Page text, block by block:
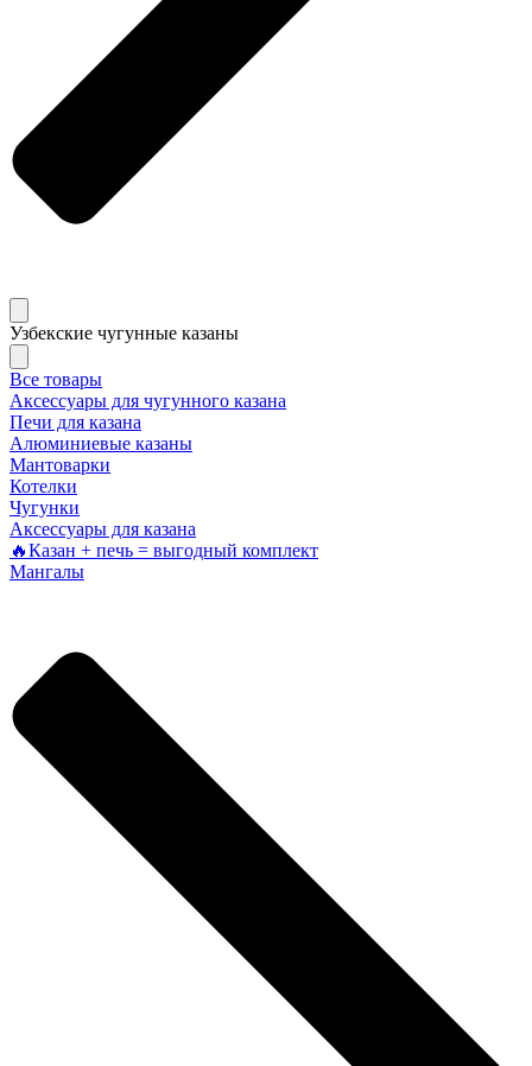
Узбекские чугунные казаны
Все товары
Аксессуары для чугунного казана
Печи для казана
Алюминиевые казаны
Мантоварки
Котелки
Чугунки
Аксессуары для казана
🔥Казан + печь = выгодный комплект
Мангалы